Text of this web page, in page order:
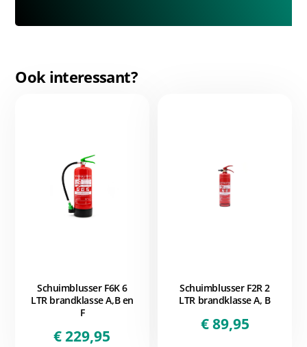
Ook interessant?
Schuimblusser F6K 6
LTR brandklasse A,B en
F
€229,95
Schuimblusser F2R 2
LTR brandklasse A, B
€89,95